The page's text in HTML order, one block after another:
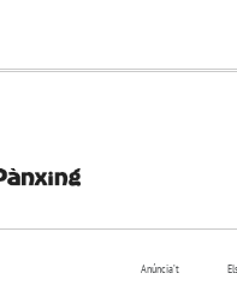
Anúncia’t